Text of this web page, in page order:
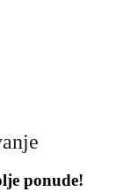
ponude!